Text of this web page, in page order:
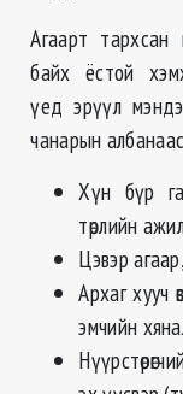
Агаарт
байх ёстой
үед эрүүл
чанарын албанаас
Хүн бүр
төрлийн
Цэвэр
Архагхууч
эмчийн